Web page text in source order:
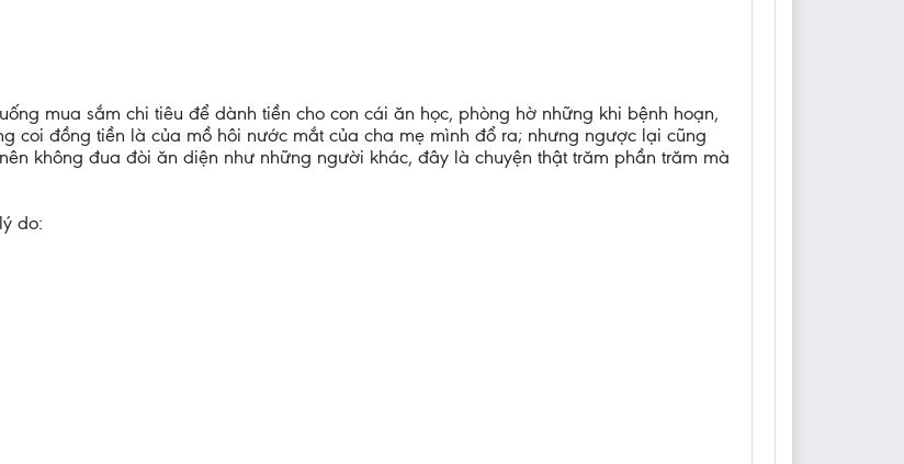
mua sắm chi tiêu để dành tiền cho con cái ăn học, phòng hờ những khi bệnh hoạn,
coi đồng tiền là của mồ hôi nước mắt của cha mẹ mình đổ ra; nhưng ngược lại cũng
không đua đòi ăn diện như những người khác, đây là chuyện thật trăm phần trăm mà
do: